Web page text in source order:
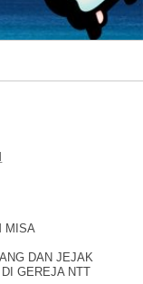
MISA
DAN JEJAK
GEREJA NTT